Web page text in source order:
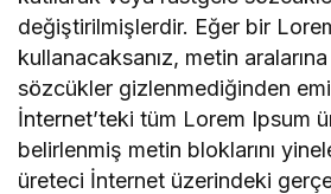
değiştirilmişlerdir. Eğer bir
kullanacaksanız, metin aralarına
sözcükler gizlenmediğinden
İnternet’teki tüm Lorem Ipsum
belirlenmiş metin bloklarını
üreteci İnternet üzerindeki